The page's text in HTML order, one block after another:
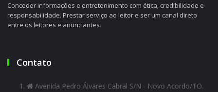
Conceder informações e entretenimento com ética, credibilidade e
responsabilidade. Prestar serviço ao leitor e ser um canal direto
entre os leitores e anunciantes.
Contato
Avenida Pedro Álvares Cabral S/N - Novo Acordo/TO.